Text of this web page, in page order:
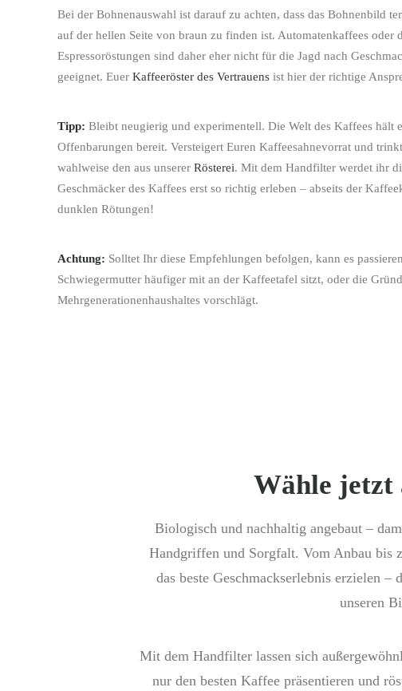
Bei der Bohnenauswahl ist darauf zu achten, dass das Bohnenbild
auf der hellen Seite von braun zu finden ist. Automatenkaffees oder
Espressoröstungen sind daher eher nicht für die Jagd nach
geeignet. Euer Kaffeeröster des Vertrauens ist hier der richtige
Tipp: Bleibt neugierig und experimentell. Die Welt des Kaffees hält
Offenbarungen bereit. Versteigert Euren Kaffeesahnevorrat und
wahlweise den aus unserer Rösterei. Mit dem Handfilter werdet ihr
Geschmäcker des Kaffees erst so richtig erleben – abseits der
dunklen Rötungen!
Achtung: Solltet Ihr diese Empfehlungen befolgen, kann es
Schwiegermutter häufiger mit an der Kaffeetafel sitzt, oder die
Mehrgenerationenhaushaltes vorschlägt.
Wähle jetzt
Biologisch und nachhaltig angebaut –
Handgriffen und Sorgfalt. Vom Anbau bis
das beste Geschmackserlebnis erzielen
unseren
Mit dem Handfilter lassen sich
nur den besten Kaffee präsentieren und